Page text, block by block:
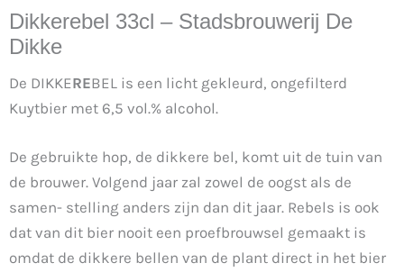
Dikkerebel 33cl – Stadsbrouwerij De
Dikke
De DIKKEREBEL is een licht gekleurd, ongefilterd
Kuytbier met 6,5 vol.% alcohol.
De gebruikte hop, de dikkere bel, komt uit de tuin van
de brouwer. Volgend jaar zal zowel de oogst als de
samen- stelling anders zijn dan dit jaar. Rebels is ook
dat van dit bier nooit een proefbrouwsel gemaakt is
omdat de dikkere bellen van de plant direct in het bier